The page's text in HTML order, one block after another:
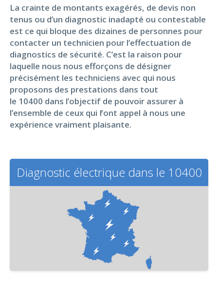
La crainte de montants exagérés, de devis non
tenus ou d’un diagnostic inadapté ou contestable
est ce qui bloque des dizaines de personnes pour
contacter un technicien pour l’effectuation de
diagnostics de sécurité. C’est la raison pour
laquelle nous nous efforçons de désigner
précisément les techniciens avec qui nous
proposons des prestations dans tout
le 10400 dans l’objectif de pouvoir assurer à
l’ensemble de ceux qui font appel à nous une
expérience vraiment plaisante.
Diagnostic électrique dans le 10400